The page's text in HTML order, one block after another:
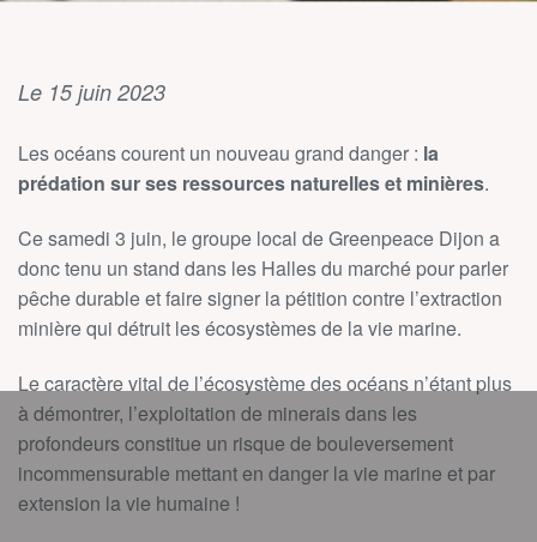
Le 15 juin 2023
Les océans courent un nouveau grand danger : la
prédation sur ses ressources naturelles et minières.
Ce samedi 3 juin, le groupe local de Greenpeace Dijon a
donc tenu un stand dans les Halles du marché pour parler
pêche durable et faire signer la pétition contre l’extraction
minière qui détruit les écosystèmes de la vie marine.
Le caractère vital de l’écosystème des océans n’étant plus
à démontrer, l’exploitation de minerais dans les
profondeurs constitue un risque de bouleversement
incommensurable mettant en danger la vie marine et par
extension la vie humaine !